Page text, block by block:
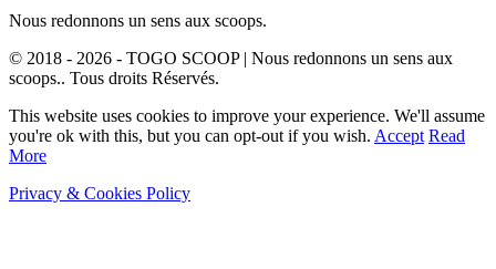
Nous redonnons un sens aux scoops.
© 2018 - 2026 - TOGO SCOOP | Nous redonnons un sens aux
scoops.. Tous droits Réservés.
This website uses cookies to improve your experience. We'll assume
you're ok with this, but you can opt-out if you wish. Accept Read
More
Privacy & Cookies Policy